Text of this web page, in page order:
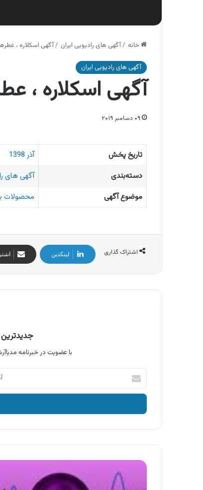
خانه /آگهی های رادیویی ایران /آگهی اسکلاره ،
آگهی های رادیویی ایران
آگهی اسکلاره ،
۰۹ دسامبر ۲۰۱۹
تاریخ پخش
آذر 1398
دسته‌بندی
آگهی های
موضوع آگهی
محصولات
اشتراک گذاری لینکدین
جدیدترین
با عضویت در خبرنامه
آدرس
ایمیل
خود
وارد
آگهی